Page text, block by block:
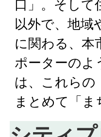
口」。そして
以外で、地域
に関わる、本
ポーターのよ
は、これらの
まとめて「